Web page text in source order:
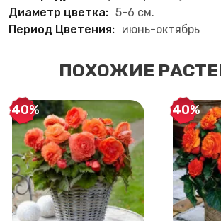
Диаметр цветка: 5-6 см.
Период Цветения: июнь-октябрь
ПОХОЖИЕ
-40% -40%